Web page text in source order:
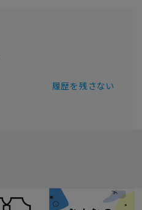
履歴を残さない